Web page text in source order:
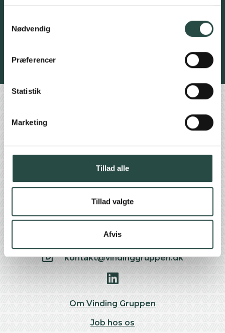
Nødvendig
Præferencer
Statistik
Marketing
Tillad alle
Tillad valgte
Afvis
Nej
Se vores cookie- og privatlivspolitik
Vinding Gruppen A/S
Enghavevej 40
+45 75 85 88 11
kontakt@vindinggruppen.dk
Om Vinding Gruppen
Job hos os